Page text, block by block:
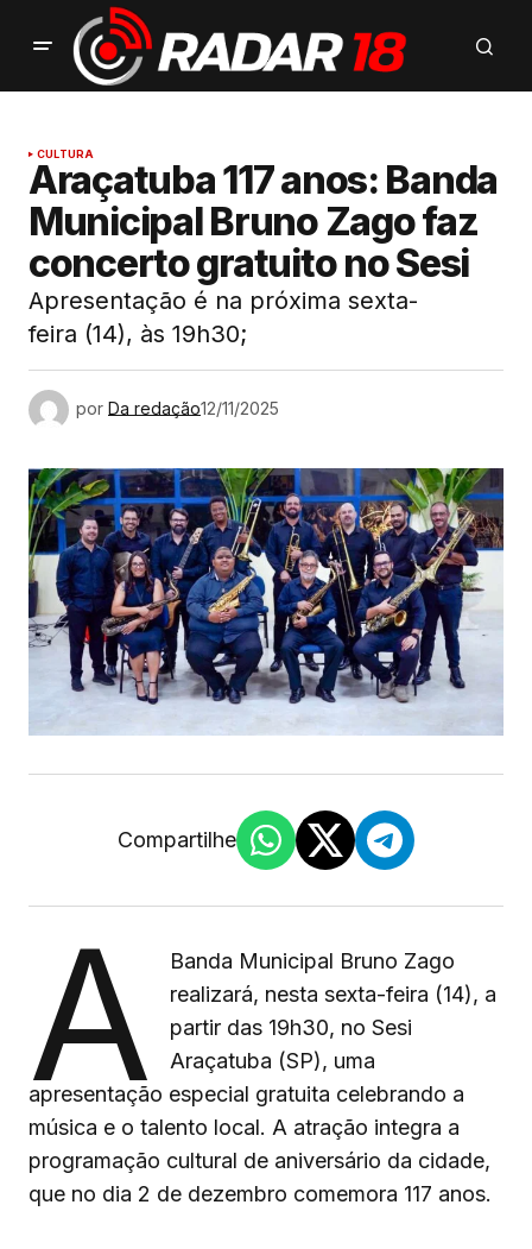
CULTURA
Araçatuba 117 anos: Banda
Municipal Bruno Zago faz
concerto gratuito no Sesi
Apresentação é na próxima sexta-
feira (14), às 19h30;
por Da redação12/11/2025
Compartilhe
A
Banda Municipal Bruno Zago
realizará, nesta sexta-feira (14), a
partir das 19h30, no Sesi
Araçatuba (SP), uma
apresentação especial gratuita celebrando a
música e o talento local. A atração integra a
programação cultural de aniversário da cidade,
que no dia 2 de dezembro comemora 117 anos.